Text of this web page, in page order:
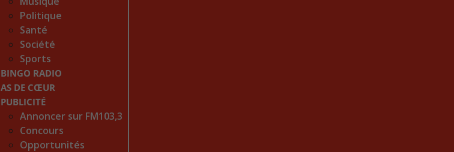
Politique
Santé
Société
Sports
BINGO RADIO
AS DE CŒUR
PUBLICITÉ
Annoncer sur FM103,3
Concours
Opportunités